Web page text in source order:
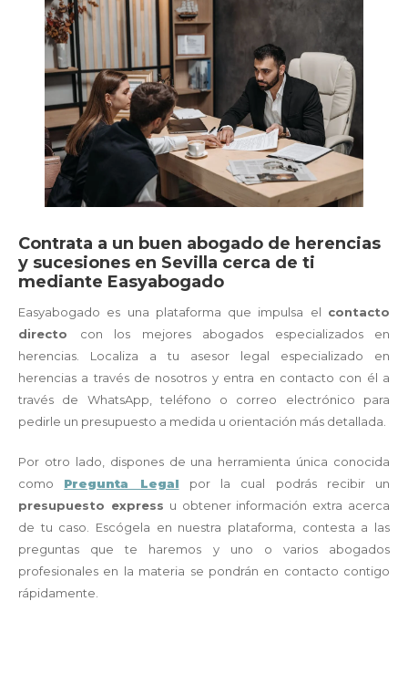
Contrata a un buen abogado de herencias
y sucesiones en Sevilla cerca de ti
mediante Easyabogado
Easyabogado es una plataforma que impulsa el contacto
directo con los mejores abogados especializados en
herencias. Localiza a tu asesor legal especializado en
herencias a través de nosotros y entra en contacto con él a
través de WhatsApp, teléfono o correo electrónico para
pedirle un presupuesto a medida u orientación más detallada.
Por otro lado, dispones de una herramienta única conocida
como Pregunta Legal por la cual podrás recibir un
presupuesto express u obtener información extra acerca
de tu caso. Escógela en nuestra plataforma, contesta a las
preguntas que te haremos y uno o varios abogados
profesionales en la materia se pondrán en contacto contigo
rápidamente.